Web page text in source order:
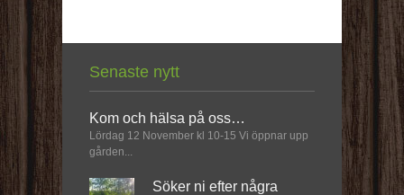
Senaste nytt
Kom och hälsa på oss…
Lördag 12 November kl 10-15 Vi öppnar upp
gården...
Söker ni efter några